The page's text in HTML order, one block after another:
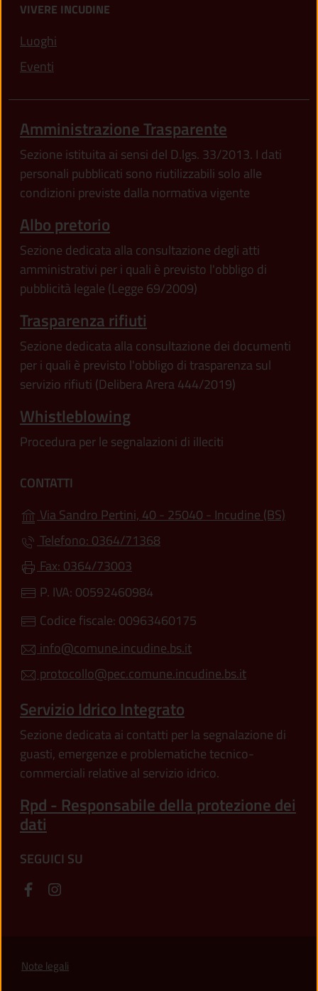
VIVERE INCUDINE
Luoghi
Eventi
Amministrazione Trasparente
Sezione istituita ai sensi del D.lgs. 33/2013. I dati
personali pubblicati sono riutilizzabili solo alle
condizioni previste dalla normativa vigente
Albo pretorio
Sezione dedicata alla consultazione degli atti
amministrativi per i quali è previsto l'obbligo di
pubblicità legale (Legge 69/2009)
Trasparenza rifiuti
Sezione dedicata alla consultazione dei documenti
per i quali è previsto l'obbligo di trasparenza sul
servizio rifiuti (Delibera Arera 444/2019)
Whistleblowing
Procedura per le segnalazioni di illeciti
CONTATTI
Via Sandro Pertini, 40 - 25040 - Incudine (BS)
Telefono: 0364/71368
Fax: 0364/73003
P. IVA: 00592460984
Codice fiscale: 00963460175
info@comune.incudine.bs.it
protocollo@pec.comune.incudine.bs.it
Servizio Idrico Integrato
Sezione dedicata ai contatti per la segnalazione di
guasti, emergenze e problematiche tecnico-
commerciali relative al servizio idrico.
Rpd - Responsabile della protezione dei
dati
SEGUICI SU
Note legali